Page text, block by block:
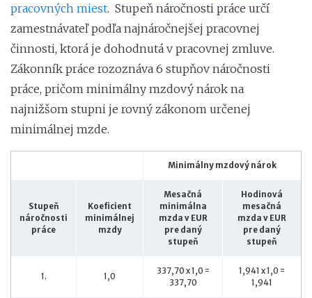
pracovných miest. Stupeň náročnosti práce určí
zamestnávateľ podľa najnáročnejšej pracovnej
činnosti, ktorá je dohodnutá v pracovnej zmluve.
Zákonník práce rozoznáva 6 stupňov náročnosti
práce, pričom minimálny mzdový nárok na
najnižšom stupni je rovný zákonom určenej
minimálnej mzde.
Minimálny mzdový nárok
Stupeň
náročnosti
práce
Koeficient
minimálnej
mzdy
Mesačná
minimálna
mzda v EUR
pre daný
stupeň
Hodinová
mesačná
mzda v EUR
pre daný
stupeň
1. 1,0
337,70 x 1,0 =
337,70
1,941 x 1,0 =
1,941